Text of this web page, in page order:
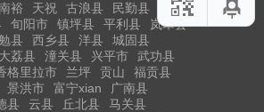
裕 天祝 古浪县
民勤县
旬阳市 镇坪县 平利县
岚皋县
县 西乡县 洋县
城固县
大荔县 潼关县 兴平市
武功县
格里拉市 兰坪 贡山
福贡县
景洪市 富宁xian
广南县
县 云县 丘北县
马关县